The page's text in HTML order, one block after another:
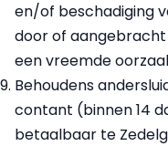
en/of beschadiging
door of
een vreemde
Behoudens
contant (binnen 14
betaalbaar te